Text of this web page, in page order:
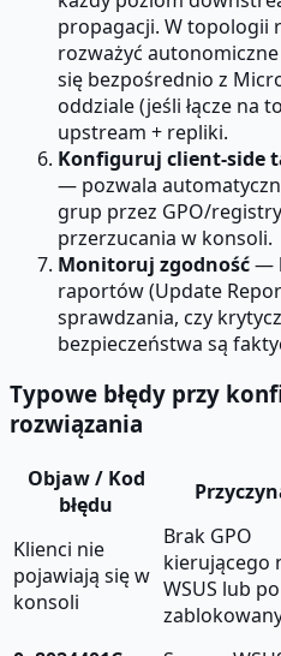
propagacji. W topologii
rozważyć
się bezpośrednio z
oddziale (jeśli łącze na
upstream + repliki.
Konfiguruj client-side
— pozwala
grup przez GPO/
przerzucania w konsoli.
Monitoruj zgodność—
raportów (Update
sprawdzania, czy
bezpieczeństwa są
Typowe błędy przy
rozwiązania
Objaw / Kod
błędu
Klienci nie
pojawiają się w
konsoli
Brak GPO
kierującego
WSUS lub